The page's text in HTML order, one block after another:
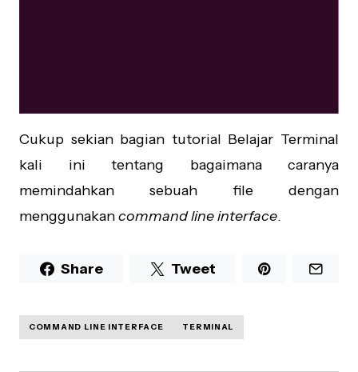
Cukup sekian bagian tutorial Belajar Terminal
kali ini tentang bagaimana caranya
memindahkan sebuah file dengan
menggunakancommand line interface.
Share Tweet
COMMAND LINE INTERFACE TERMINAL